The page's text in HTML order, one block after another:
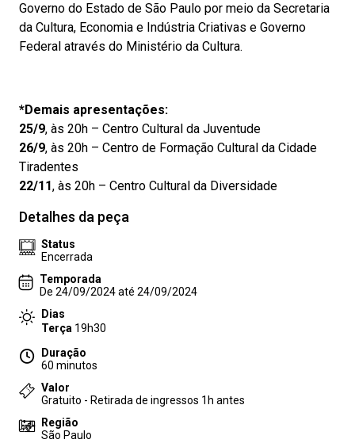
Governo do Estado de São Paulo por meio da Secretaria
da Cultura, Economia e Indústria Criativas e Governo
Federal através do Ministério da Cultura.
*Demais apresentações:
25/9, às 20h – Centro Cultural da Juventude
26/9, às 20h – Centro de Formação Cultural da Cidade
Tiradentes
22/11, às 20h – Centro Cultural da Diversidade
Detalhes da peça
Status
Encerrada
Temporada
De 24/09/2024 até 24/09/2024
Dias
Terça 19h30
Duração
60 minutos
Valor
Gratuito - Retirada de ingressos 1h antes
Região
São Paulo